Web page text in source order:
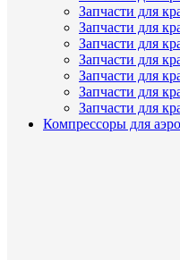
Запчасти для
Запчасти для
Запчасти для
Запчасти для
Запчасти для
Запчасти для
Запчасти для
Компрессоры для